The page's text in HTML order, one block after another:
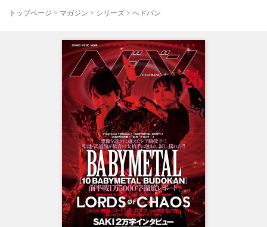
トップページ > マガジン > シリーズ > ヘドバン